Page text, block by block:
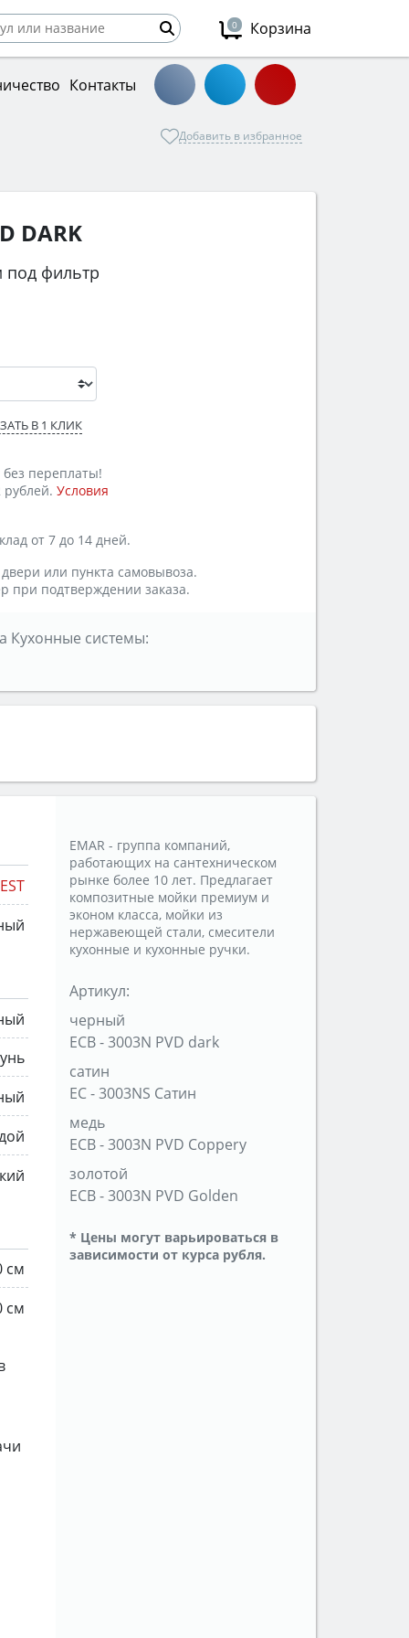
0 Корзина
Контакты
Добавить в избранное
DARK
под фильтр
В 1 КЛИК
переплаты!
Условия
от 7 до 14 дней.
или пункта самовывоза.
при подтверждении заказа.
Кухонные системы:
см
см
EMAR - группа компаний,
работающих на сантехническом
рынке более 10 лет. Предлагает
композитные мойки премиум и
эконом класса, мойки из
нержавеющей стали, смесители
кухонные и кухонные ручки.
Артикул:
черный
ECB - 3003N PVD dark
сатин
ЕС - 3003NS Сатин
медь
ECB - 3003N PVD Coppery
золотой
ECB - 3003N PVD Golden
* Цены могут варьироваться в
зависимости от курса рубля.